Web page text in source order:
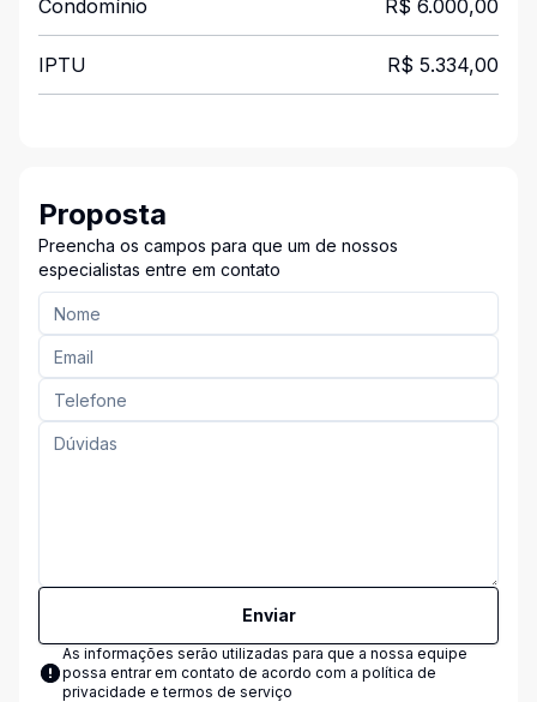
Condomínio R$ 6.000,00
IPTU R$ 5.334,00
Proposta
Preencha os campos para que um de nossos
especialistas entre em contato
Enviar
As informações serão utilizadas para que a nossa equipe
possa entrar em contato de acordo com a política de
privacidade e termos de serviço